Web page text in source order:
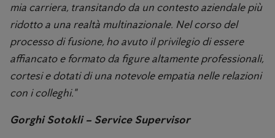
mia carriera, transitando da un contesto aziendale più
ridotto a una realtà multinazionale. Nel corso del
processo di fusione, ho avuto il privilegio di essere
affiancato e formato da figure altamente professionali,
cortesi e dotati di una notevole empatia nelle relazioni
con i colleghi."
Gorghi Sotokli – Service Supervisor